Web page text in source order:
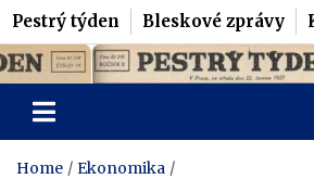
Pestrý týden Bleskové zprávy
Skip
to
content
Pestrý Týden
Home
Ekonomika